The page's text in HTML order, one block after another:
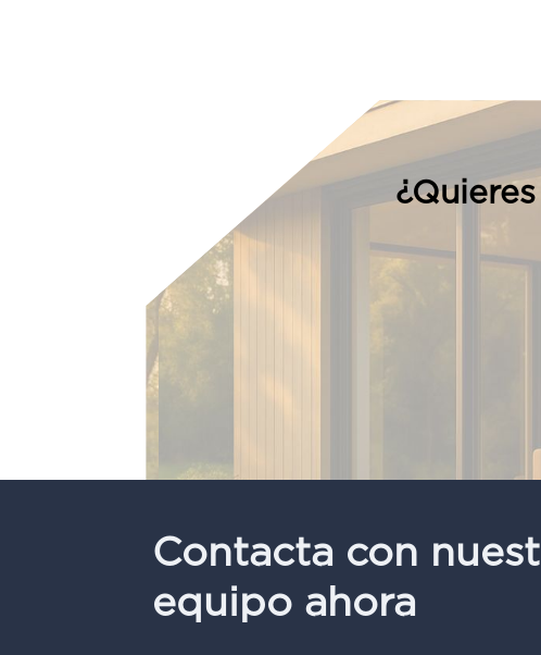
Contacta con
equipo ahora